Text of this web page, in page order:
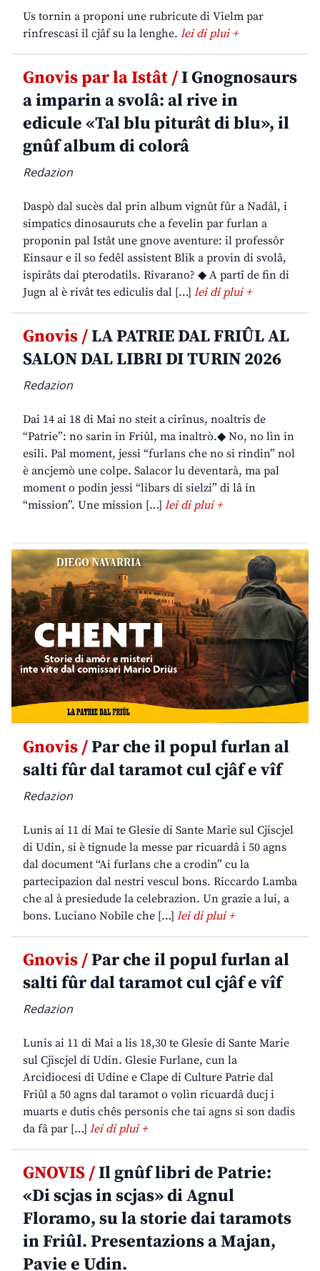
Us tornin a proponi une rubricute di Vielm par
rinfrescasi il cjâf su la lenghe. lei di plui +
Gnovis par la Istât /I Gnognosaurs
a imparin a svolâ: al rive in
edicule «Tal blu piturât di blu», il
gnûf album di colorâ
Redazion
Daspò dal sucès dal prin album vignût fûr a Nadâl, i
simpatics dinosauruts che a fevelin par furlan a
proponin pal Istât une gnove aventure: il professôr
Einsaur e il so fedêl assistent Blik a provin di svolâ,
ispirâts dai pterodatils. Rivarano? ◆ A partî de fin di
Jugn al è rivât tes ediculis dal […] lei di plui +
Gnovis /LA PATRIE DAL FRIÛL AL
SALON DAL LIBRI DI TURIN 2026
Redazion
Dai 14 ai 18 di Mai no steit a cirînus, noaltris de
“Patrie”: no sarin in Friûl, ma inaltrò.◆ No, no lìn in
esili. Pal moment, jessi “furlans che no si rindin” nol
è ancjemò une colpe. Salacor lu deventarà, ma pal
moment o podin jessi “libars di sielzi” di lâ in
“mission”. Une mission […] lei di plui +
Gnovis /Par che il popul furlan al
salti fûr dal taramot cul cjâf e vîf
Redazion
Lunis ai 11 di Mai te Glesie di Sante Marie sul Cjiscjel
di Udin, si è tignude la messe par ricuardâ i 50 agns
dal document “Ai furlans che a crodin” cu la
partecipazion dal nestri vescul bons. Riccardo Lamba
che al à presiedude la celebrazion. Un grazie a lui, a
bons. Luciano Nobile che […] lei di plui +
Gnovis /Par che il popul furlan al
salti fûr dal taramot cul cjâf e vîf
Redazion
Lunis ai 11 di Mai a lis 18,30 te Glesie di Sante Marie
sul Cjiscjel di Udin. Glesie Furlane, cun la
Arcidiocesi di Udine e Clape di Culture Patrie dal
Friûl a 50 agns dal taramot o volìn ricuardâ ducj i
muarts e dutis chês personis che tai agns si son dadis
da fâ par […] lei di plui +
GNOVIS /Il gnûf libri de Patrie:
«Di scjas in scjas» di Agnul
Floramo, su la storie dai taramots
in Friûl. Presentazions a Majan,
Pavie e Udin.